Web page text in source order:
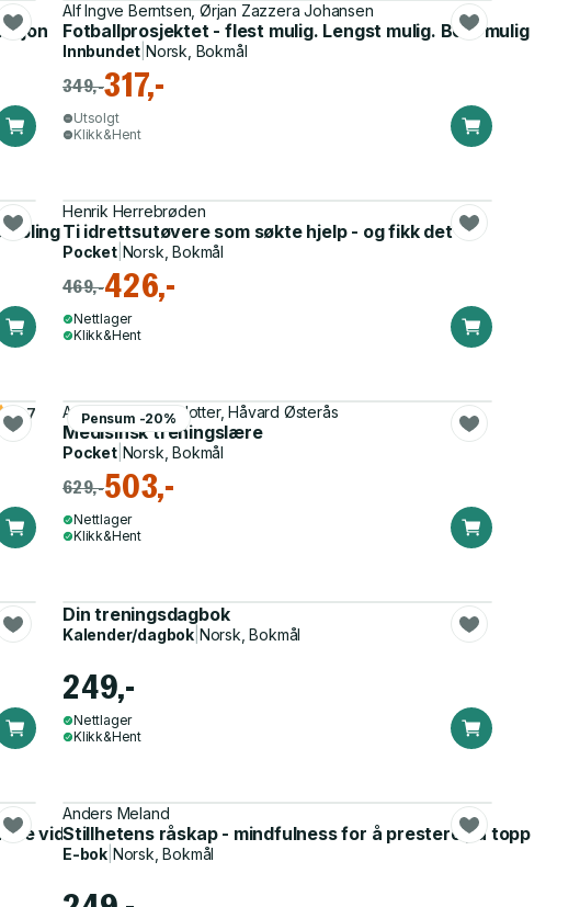
Alf Ingve Berntsen, Ørjan Zazzera Johansen
Fotballprosjektet - flest mulig. Lengst mulig. Best mulig
Innbundet |Norsk, Bokmål
349,-317,-
Utsolgt
Klikk&Hent
og sanking
Henrik Herrebrøden
Ti idrettsutøvere som søkte hjelp - og fikk det
Pocket| Norsk, Bokmål
469,-426,-
Nettlager
Klikk&Hent
4.7 Pensum -20%
Ann-Katrin Stensdotter, Håvard Østerås
Medisinsk treningslære
Pocket| Norsk, Bokmål
629,-503,-
Nettlager
Klikk&Hent
Din treningsdagbok
Kalender/dagbok Norsk, Bokmål
249,-
Nettlager
Klikk&Hent
viderekomne
Anders Meland
Stillhetens råskap - mindfulness for å prestere på topp
E-bok Norsk, Bokmål